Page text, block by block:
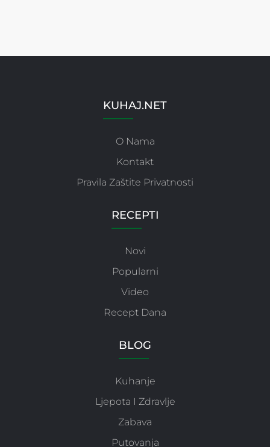
KUHAJ.NET
O Nama
Kontakt
Pravila Zaštite Privatnosti
RECEPTI
Novi
Popularni
Video
Recept Dana
BLOG
Kuhanje
Ljepota I Zdravlje
Zabava
Putovanja